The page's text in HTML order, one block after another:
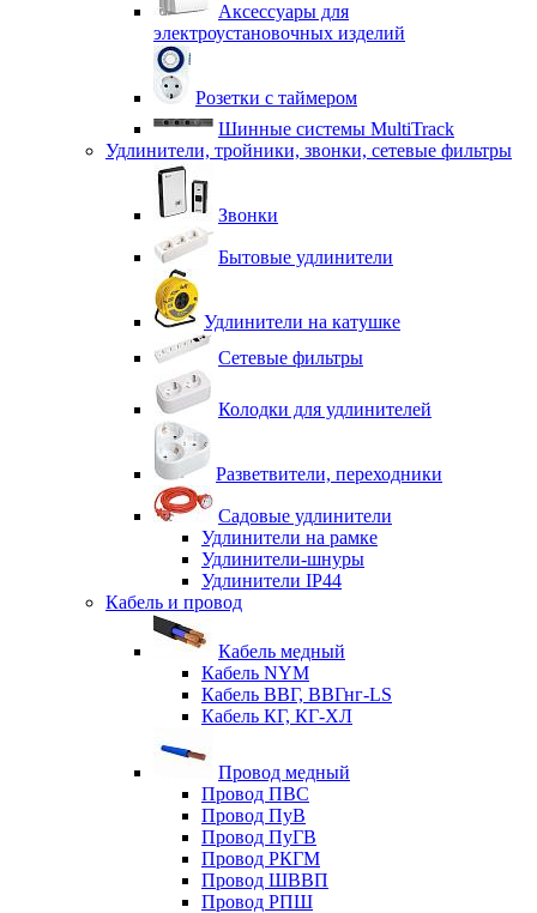
Аксессуары для
электроустановочных изделий
Розетки с таймером
Шинные системы MultiTrack
Удлинители, тройники, звонки, сетевые фильтры
Звонки
Бытовые удлинители
Удлинители на катушке
Сетевые фильтры
Колодки для удлинителей
Разветвители, переходники
Садовые удлинители
Удлинители на рамке
Удлинители-шнуры
Удлинители IP44
Кабель и провод
Кабель медный
Кабель NYM
Кабель ВВГ, ВВГнг-LS
Кабель КГ, КГ-ХЛ
Провод медный
Провод ПВС
Провод ПуВ
Провод ПуГВ
Провод РКГМ
Провод ШВВП
Провод РПШ